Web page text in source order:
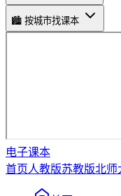
🏙️ 按城市找课本
电子课本
首页人教版苏教版北师